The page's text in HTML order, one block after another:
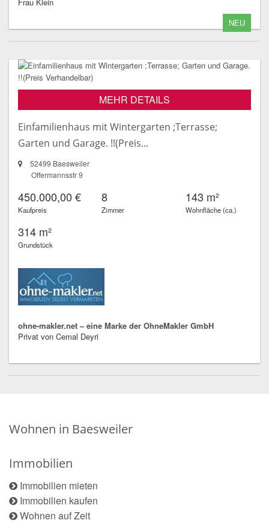
NEU
MEHR DETAILS
Einfamilienhaus mit Wintergarten ;Terrasse;
Garten und Garage. !!(Preis...
52499 Baesweiler
Offermannsstr 9
450.000,00 €
Kaufpreis
8
Zimmer
143 m²
Wohnfläche (ca.)
314 m²
Grundstück
ohne-makler.net – eine Marke der OhneMakler GmbH
Privat von Cemal Deyri
Wohnen in Baesweiler
Immobilien
Immobilien mieten
Immobilien kaufen
Wohnen auf Zeit